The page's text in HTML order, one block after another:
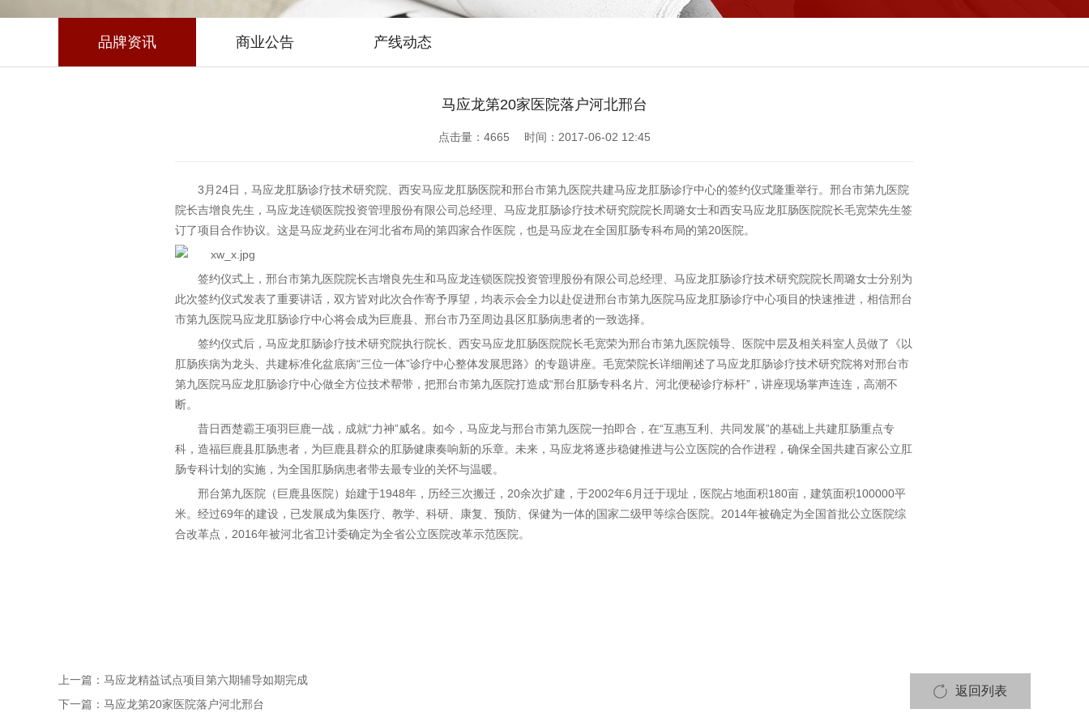
品牌资讯 商业公告 产线动态
马应龙第20家医院落户河北邢台
点击量： 4665 时间：2017-06-02 12:45
3月24日，马应龙肛肠诊疗技术研究院、西安马应龙肛肠医院和邢台市第九医院共建马应龙肛肠诊疗中心的签约仪式隆重举行。邢台市第九医院
院长吉增良先生，马应龙连锁医院投资管理股份有限公司总经理、马应龙肛肠诊疗技术研究院院长周璐女士和西安马应龙肛肠医院院长毛宽荣先生签
订了项目合作协议。这是马应龙药业在河北省布局的第四家合作医院，也是马应龙在全国肛肠专科布局的第20医院。
签约仪式上，邢台市第九医院院长吉增良先生和马应龙连锁医院投资管理股份有限公司总经理、马应龙肛肠诊疗技术研究院院长周璐女士分别为
此次签约仪式发表了重要讲话，双方皆对此次合作寄予厚望，均表示会全力以赴促进邢台市第九医院马应龙肛肠诊疗中心项目的快速推进，相信邢台
市第九医院马应龙肛肠诊疗中心将会成为巨鹿县、邢台市乃至周边县区肛肠病患者的一致选择。
签约仪式后，马应龙肛肠诊疗技术研究院执行院长、西安马应龙肛肠医院院长毛宽荣为邢台市第九医院领导、医院中层及相关科室人员做了《以
肛肠疾病为龙头、共建标准化盆底病“三位一体”诊疗中心整体发展思路》的专题讲座。毛宽荣院长详细阐述了马应龙肛肠诊疗技术研究院将对邢台市
第九医院马应龙肛肠诊疗中心做全方位技术帮带，把邢台市第九医院打造成“邢台肛肠专科名片、河北便秘诊疗标杆”，讲座现场掌声连连，高潮不
断。
昔日西楚霸王项羽巨鹿一战，成就“力神”威名。如今，马应龙与邢台市第九医院一拍即合，在“互惠互利、共同发展”的基础上共建肛肠重点专
科，造福巨鹿县肛肠患者，为巨鹿县群众的肛肠健康奏响新的乐章。未来，马应龙将逐步稳健推进与公立医院的合作进程，确保全国共建百家公立肛
肠专科计划的实施，为全国肛肠病患者带去最专业的关怀与温暖。
邢台第九医院（巨鹿县医院）始建于1948年，历经三次搬迁，20余次扩建，于2002年6月迁于现址，医院占地面积180亩，建筑面积100000平
米。经过69年的建设，已发展成为集医疗、教学、科研、康复、预防、保健为一体的国家二级甲等综合医院。2014年被确定为全国首批公立医院综
合改革点，2016年被河北省卫计委确定为全省公立医院改革示范医院。
上一篇： 马应龙精益试点项目第六期辅导如期完成
下一篇： 马应龙第20家医院落户河北邢台
返回列表